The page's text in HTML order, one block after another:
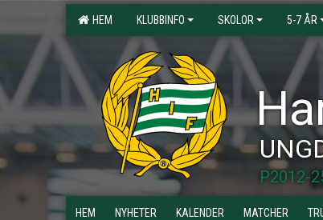
HEM KLUBBINFO SKOLOR 5-7 ÅR
P2012-
HEM NYHETER KALENDER MATCHER